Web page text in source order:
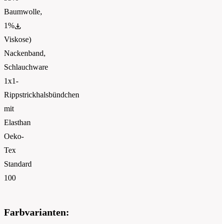
Baumwolle,
1%
Viskose)
Nackenband,
Schlauchware
1x1-
Rippstrickhalsbündchen
mit
Elasthan
Oeko-
Tex
Standard
100
Farbvarianten: